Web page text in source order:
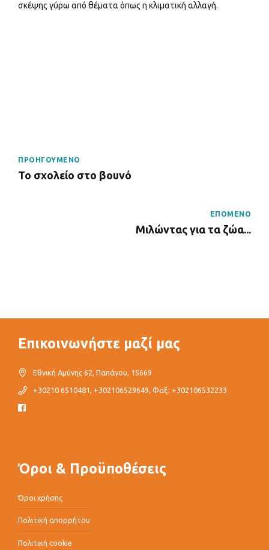
σκέψης γύρω από θέματα όπως η κλιματική αλλαγή.
ΠΡΟΗΓΟΥΜΕΝΟ
Το σχολείο στο βουνό
ΕΠΟΜΕΝΟ
Μιλώντας για τα ζώα...
Επικοινωνήστε μαζί μας
Εθνική Αμύνης 62, Παπάγου, 15669
+30210 6510481, +302106529649, Φαξ: +302106532233
Όροι & Προϋποθέσεις
Όροι χρήσης
Πολιτική απορρήτου
Πολιτική cookie